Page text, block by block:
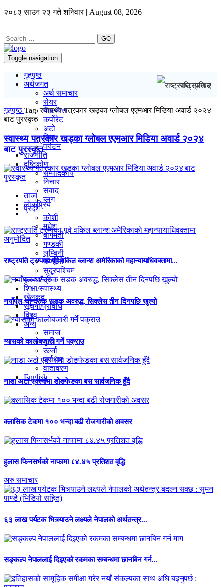
२०८३ साउन २३ गते शनिवार | August 08, 2026
GO
Toggle navigation
गृहपृष्ठ
अर्थजगत
अर्थ समाचार
सेयर
बैंक/वित्त
कर्पोरेट
अटो
बिमा
पर्यटन
राजनीति
दृष्टिकोण
सम्पादकीय
विचार
संवाद
ब्लग
प्रदेश
कोशी
मधेश
बागमती
गण्डकी
लुम्बिनी
कर्णाली
सुदूरपश्चिम
कला/शैली
शिक्षा/स्वास्थ्य
खेलकुद
सूचना/प्रविधि
विश्व
अन्य
समाज
कृषि
ऊर्जा
पूर्वाधार
वातावरण
English
राष्ट्रपति
गृहपृष्ठ Tag:स्वास्थ्य पत्रकार खड्का ग्लोबल एएमआर मिडिया अवार्ड २०२४
बाट पुरस्कृत
स्वास्थ्य पत्रकार खड्का ग्लोबल एएमआर मिडिया अवार्ड २०२४
बाट पुरस्कृत
ताजा
लाेकप्रिय
राष्ट्रपति ट्रम्पका पूर्व वकिल ब्लान्श अमेरिकाको महान्यायाधिवक्तामा...
नयाँपुल-घान्द्रुक सडक अवरुद्ध, सिक्लेस तीन दिनपछि खुल्यो
ग्यासको कालोबजारी गर्ने पक्राउ
नाडा अटो एक्स्पोमा डोङफेङका बस सार्वजनिक हुँदै
क्लासिक टेकमा १०० भन्दा बढी रोजगारीको अवसर
हुलास फिनसर्भको नाफामा ८४.४५ प्रतिशत वृद्धि
अरु समाचार
६३ लाख पर्यटक भित्र्याउने लक्ष्यले नेपालको अर्थतन्त्र...
सङ्कल्प नेपाललाई दिइएको रकमका सम्बन्धमा छानबिन गर्न...